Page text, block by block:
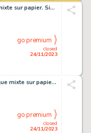
Donald Duck Technique mixte sur papier. Signé et daté...
closed
24/11/2023
go premium
Dieu est-il mort ? Technique mixte sur papier pour...
closed
24/11/2023
go premium